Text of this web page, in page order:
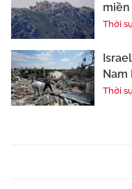
miền
Thời
Nam
Thời